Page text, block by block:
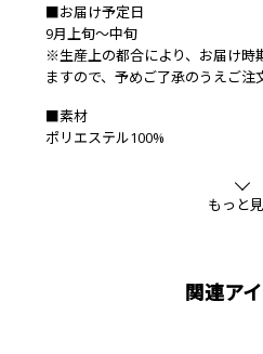
■お届け予定日
9月上旬～中旬
※生産上の都合により、お届け時
ますので、予めご了承のうえご注
■素材
ポリエステル100%
もっと
関連ア